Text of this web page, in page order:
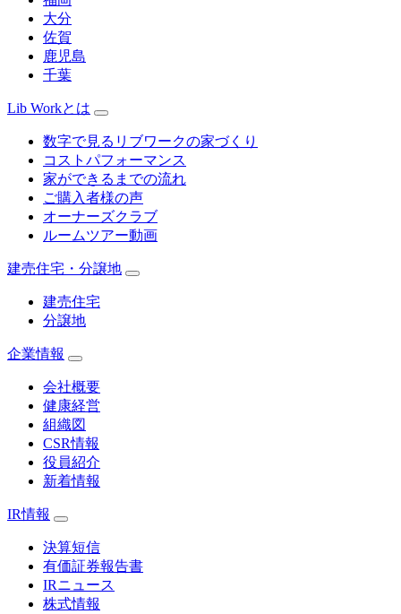
大分
佐賀
鹿児島
千葉
Lib Workとは
数字で見るリブワークの家づくり
コストパフォーマンス
家ができるまでの流れ
ご購入者様の声
オーナーズクラブ
ルームツアー動画
建売住宅・分譲地
建売住宅
分譲地
企業情報
会社概要
健康経営
組織図
CSR情報
役員紹介
新着情報
IR情報
決算短信
有価証券報告書
IRニュース
株式情報